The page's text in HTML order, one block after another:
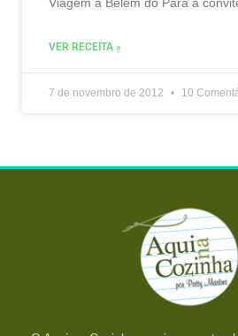
Viagem a Belém do Pará a
VER RECEITA »
7 de novembro de 2012 10